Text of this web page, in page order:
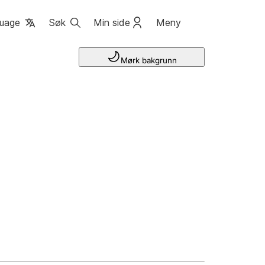
Søk Min side Meny
Mørk bakgrunn